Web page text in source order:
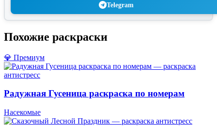
Telegram
Похожие раскраски
💎 Премиум
Радужная Гусеница раскраска по номерам
Насекомые